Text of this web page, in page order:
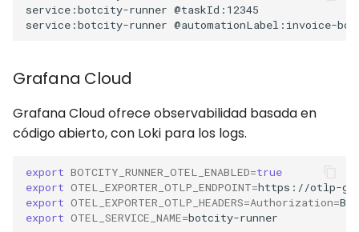
Grafana Cloud
Grafana Cloud ofrece observabilidad basada en
código abierto, con Loki para los logs.
export BOTCITY_RUNNER_OTEL_ENABLED=true
export OTEL_EXPORTER_OTLP_ENDPOINT=
export OTEL_EXPORTER_OTLP_HEADERS=Authorization=
export OTEL_SERVICE_NAME=